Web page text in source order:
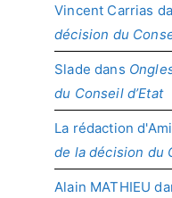
Vincent Carrias
décision du
Slade dans
du Conseil d’Etat
La rédaction
de la décision du
Alain MATHIEU